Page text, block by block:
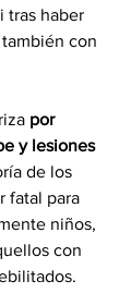
tras haber
con
por
y lesiones
de los
fatal para
niños,
con